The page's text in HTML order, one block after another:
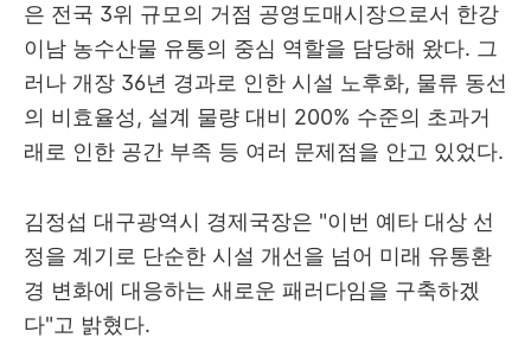
은 전국 3위 규모의 거점 공영도매시장으로서 한강
이남 농수산물 유통의 중심 역할을 담당해 왔다. 그
러나 개장 36년 경과로 인한 시설 노후화, 물류 동선
의 비효율성, 설계 물량 대비 200% 수준의 초과거
래로 인한 공간 부족 등 여러 문제점을 안고 있었다.
김정섭 대구광역시 경제국장은 "이번 예타 대상 선
정을 계기로 단순한 시설 개선을 넘어 미래 유통환
경 변화에 대응하는 새로운 패러다임을 구축하겠
다"고 밝혔다.